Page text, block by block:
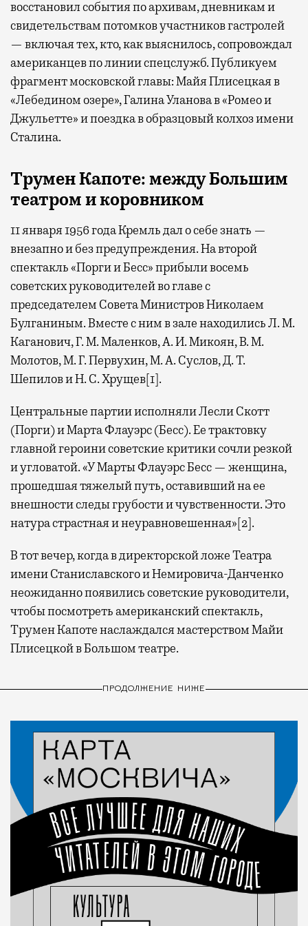
восстановил события по архивам, дневникам и
свидетельствам потомков участников гастролей
— включая тех, кто, как выяснилось, сопровождал
американцев по линии спецслужб. Публикуем
фрагмент московской главы: Майя Плисецкая в
«Лебедином озере», Галина Уланова в «Ромео и
Джульетте» и поездка в образцовый колхоз имени
Сталина.
ТруменКапоте: между Большим
театроми коровником
11 января 1956 года Кремль дал о себе знать —
внезапно и без предупреждения. На второй
спектакль «Порги и Бесс» прибыли восемь
советских руководителей во главе с
председателем Совета Министров Николаем
Булганиным. Вместе с ним в зале находились Л. М.
Каганович, Г. М. Маленков, А. И. Микоян, В. М.
Молотов, М. Г. Первухин, М. А. Суслов, Д. Т.
Шепилов и Н. С. Хрущев[1].
Центральные партии исполняли Лесли Скотт
(Порги) и Марта Флауэрс (Бесс). Ее трактовку
главной героини советские критики сочли резкой
и угловатой. «У Марты Флауэрс Бесс — женщина,
прошедшая тяжелый путь, оставивший на ее
внешности следы грубости и чувственности. Это
натура страстная и неуравновешенная»[2].
В тот вечер, когда в директорской ложе Театра
имени Станиславского и Немировича-Данченко
неожиданно появились советские руководители,
чтобы посмотреть американский спектакль,
Трумен Капоте наслаждался мастерством Майи
Плисецкой в Большом театре.
ПРОДОЛЖЕНИЕ НИЖЕ